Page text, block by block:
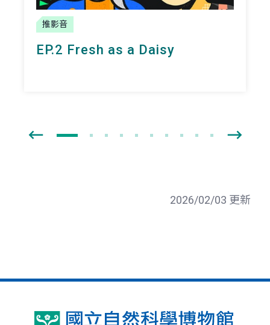
推影音
EP.2 Fresh as a Daisy
2026/02/03 更新
國